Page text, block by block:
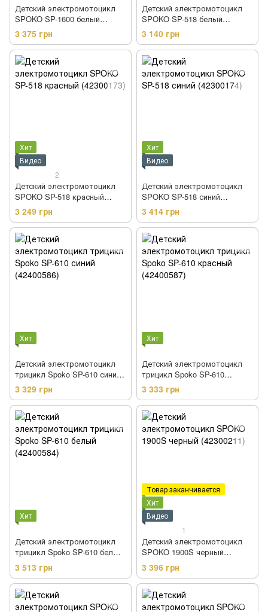
Детский электромотоцикл
SPOKO SP-1600 белый
(42400548)
3 375 грн
Детский электромотоцикл
SPOKO SP-518 белый
(42300175)
3 140 грн
Хит
Видео
2
Детский электромотоцикл
SPOKO SP-518 красный
(42300173)
3 249 грн
Хит
Видео
Детский электромотоцикл
SPOKO SP-518 синий
(42300174)
3 414 грн
Хит
Детский электромотоцикл
трицикл Spoko SP-610 синий
(42400586)
3 329 грн
Хит
Детский электромотоцикл
трицикл Spoko SP-610
красный (42400587)
3 333 грн
Хит
Детский электромотоцикл
трицикл Spoko SP-610 белый
(42400584)
3 513 грн
Товар заканчивается
Хит
Видео
1
Детский электромотоцикл
SPOKO 1900S черный
(42300211)
3 396 грн